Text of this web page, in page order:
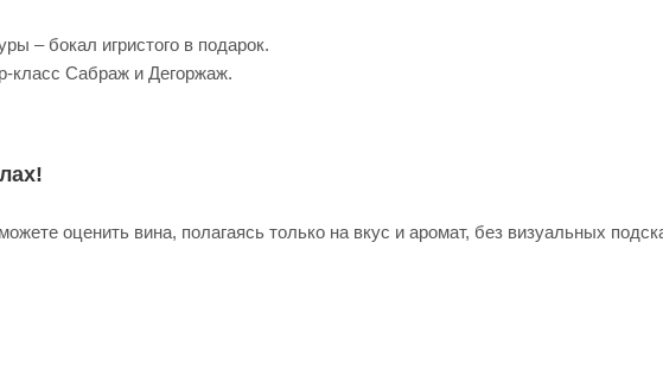
– бокал игристого в подарок.
класс Сабраж и Дегоржаж.
оценить вина, полагаясь только на вкус и аромат, без визуальных